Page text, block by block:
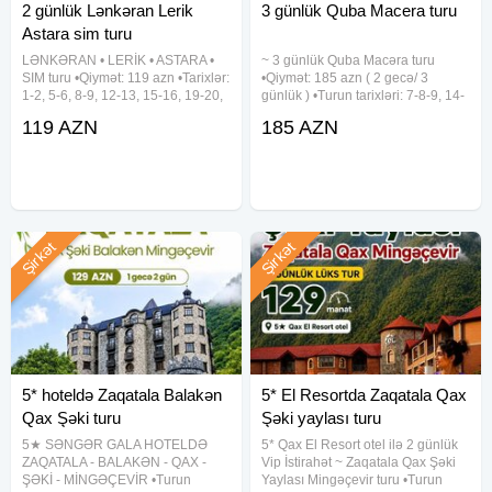
2 günlük Lənkəran Lerik
Astara sim turu
LƏNKƏRAN • LERİK • ASTARA •
SIM turu •Qiymət: 119 azn •Tarixlər:
1-2, 5-6, 8-9, 12-13, 15-16, 19-20,
daxildir: • Vıp nəqliyyat xidməti • 2
119 AZN
3 günlük Quba Macera turu
~ 3 günlük Quba Macəra turu
•Qiymət: 185 azn ( 2 gecə/ 3
günlük ) •Turun tarixləri: 7-8-9, 14-
✓Gəziləcək yerlər: - Təngaltı -
185 AZN
5* hoteldə Zaqatala Balakən
Qax Şəki turu
5★ SƏNGƏR GALA HOTELDƏ
ZAQATALA - BALAKƏN - QAX -
ŞƏKİ - MİNGƏÇEVİR •Turun
Şirkət
5* El Resortda Zaqatala Qax
Şəki yaylası turu
5* Qax El Resort otel ilə 2 günlük
Vip İstirahət ~ Zaqatala Qax Şəki
Yaylası Mingəçevir turu •Turun
Şirkət